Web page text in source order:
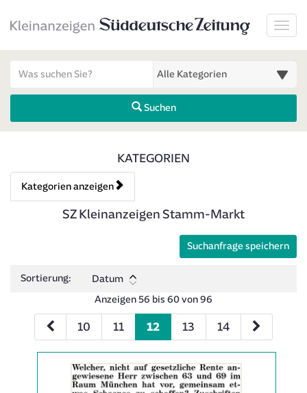
Suchen
Kategorien & Anzeigen
KATEGORIEN
Kategorien anzeigen
Bedienhinweis: Navigieren Sie mit Tab (Shift+Tab zurück).
Rubrik:
SZ Kleinanzeigen Stamm-Markt
Suchanfrage speichern
Sortierung:
Datum
Anzeigen 56 bis 60 von 96
10 11 12 13 14
der
Anzeige